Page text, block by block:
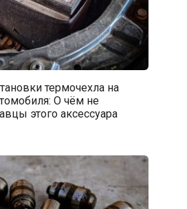
термочехла на
О чём не
этого аксессуара